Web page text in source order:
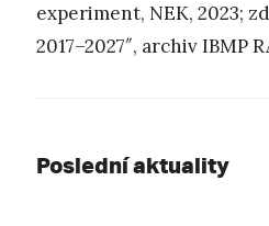
experiment, NEK, 2023;
2017–2027″, archiv IBMP
Poslední aktuality